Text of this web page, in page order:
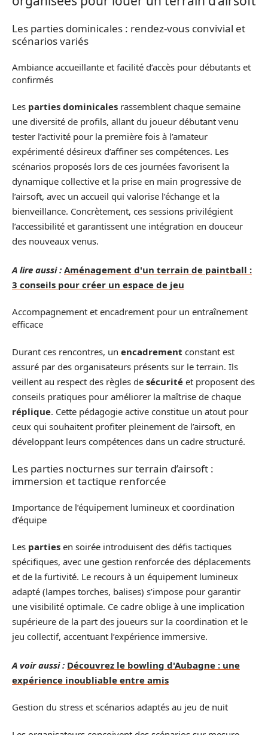
Les parties dominicales : rendez-vous convivial et
scénarios variés
Ambiance accueillante et facilité d’accès pour débutants et
confirmés
Les parties dominicales rassemblent chaque semaine
une diversité de profils, allant du joueur débutant venu
tester l’activité pour la première fois à l’amateur
expérimenté désireux d’affiner ses compétences. Les
scénarios proposés lors de ces journées favorisent la
dynamique collective et la prise en main progressive de
l’airsoft, avec un accueil qui valorise l’échange et la
bienveillance. Concrètement, ces sessions privilégient
l’accessibilité et garantissent une intégration en douceur
des nouveaux venus.
A lire aussi : Aménagement d'un terrain de paintball :
3 conseils pour créer un espace de jeu
Accompagnement et encadrement pour un entraînement
efficace
Durant ces rencontres, un encadrement constant est
assuré par des organisateurs présents sur le terrain. Ils
veillent au respect des règles de sécurité et proposent des
conseils pratiques pour améliorer la maîtrise de chaque
réplique. Cette pédagogie active constitue un atout pour
ceux qui souhaitent profiter pleinement de l’airsoft, en
développant leurs compétences dans un cadre structuré.
Les parties nocturnes sur terrain d’airsoft :
immersion et tactique renforcée
Importance de l’équipement lumineux et coordination
d’équipe
Les parties en soirée introduisent des défis tactiques
spécifiques, avec une gestion renforcée des déplacements
et de la furtivité. Le recours à un équipement lumineux
adapté (lampes torches, balises) s’impose pour garantir
une visibilité optimale. Ce cadre oblige à une implication
supérieure de la part des joueurs sur la coordination et le
jeu collectif, accentuant l’expérience immersive.
A voir aussi : Découvrez le bowling d'Aubagne : une
expérience inoubliable entre amis
Gestion du stress et scénarios adaptés au jeu de nuit